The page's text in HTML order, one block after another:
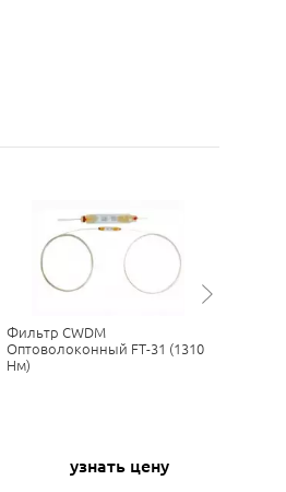
Фильтр CWDM
Оптоволоконный FT-31 (1310
Нм)
узнать цену